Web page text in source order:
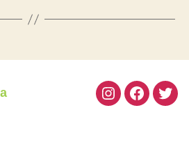
Instagram
Facebook